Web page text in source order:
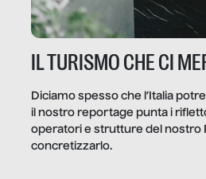
IL TURISMO CHE CI
Diciamo spesso che l’Italia
il nostro reportage punta i
operatori e strutture del nostro
concretizzarlo.